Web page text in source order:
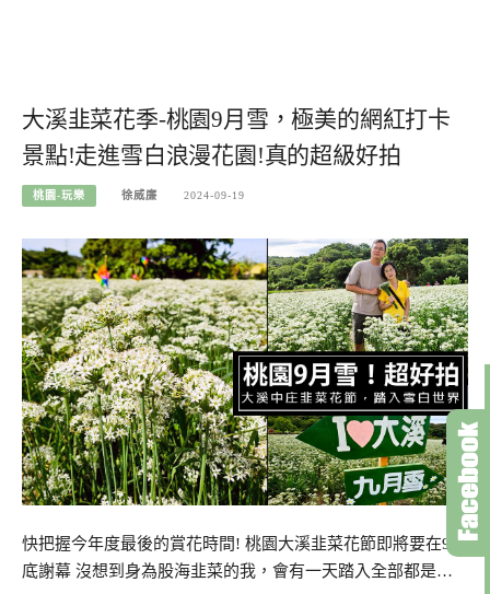
大溪韭菜花季-桃園9月雪，極美的網紅打卡
景點!走進雪白浪漫花園!真的超級好拍
桃園-玩樂 徐威廉 2024-09-19
快把握今年度最後的賞花時間! 桃園大溪韭菜花節即將要在9月
底謝幕 沒想到身為股海韭菜的我，會有一天踏入全部都是…